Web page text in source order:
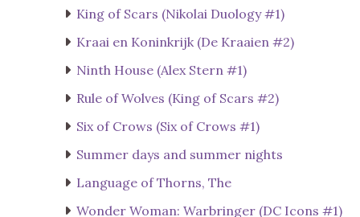
King of Scars (Nikolai Duology #1)
Kraai en Koninkrijk (De Kraaien #2)
Ninth House (Alex Stern #1)
Rule of Wolves (King of Scars #2)
Six of Crows (Six of Crows #1)
Summer days and summer nights
Language of Thorns, The
Wonder Woman: Warbringer (DC Icons #1)